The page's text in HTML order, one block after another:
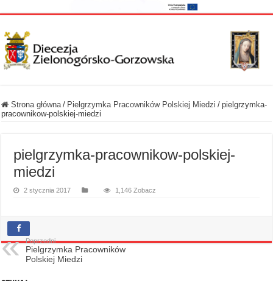
Strona główna / Pielgrzymka Pracowników Polskiej Miedzi / pielgrzymka-
pracownikow-polskiej-miedzi
pielgrzymka-pracownikow-polskiej-
miedzi
2 stycznia 2017 1,146 Zobacz
Poprzedni
Pielgrzymka Pracowników
Polskiej Miedzi